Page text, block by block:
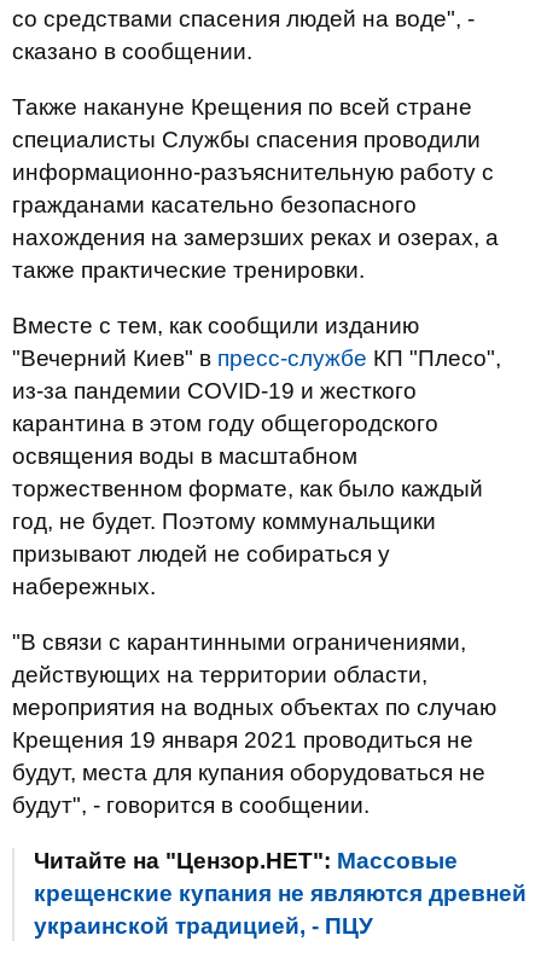
со средствами спасения людей на воде", -
сказано в сообщении.
Также накануне Крещения по всей стране
специалисты Службы спасения проводили
информационно-разъяснительную работу с
гражданами касательно безопасного
нахождения на замерзших реках и озерах, а
также практические тренировки.
Вместе с тем, как сообщили изданию
"Вечерний Киев" в пресс-службе КП "Плесо",
из-за пандемии COVID-19 и жесткого
карантина в этом году общегородского
освящения воды в масштабном
торжественном формате, как было каждый
год, не будет. Поэтому коммунальщики
призывают людей не собираться у
набережных.
"В связи с карантинными ограничениями,
действующих на территории области,
мероприятия на водных объектах по случаю
Крещения 19 января 2021 проводиться не
будут, места для купания оборудоваться не
будут", - говорится в сообщении.
Читайте на "Цензор.НЕТ": Массовые
крещенские купания не являются древней
украинской традицией, - ПЦУ